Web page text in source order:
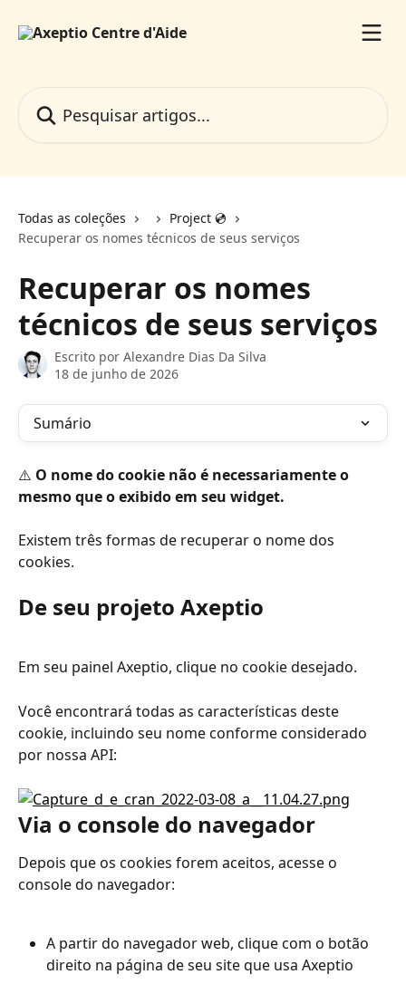
Todas as coleções
Project 💿️
Recuperar os nomes técnicos de seus serviços
Recuperar os nomes
técnicos de seus serviços
Escrito por Alexandre Dias Da Silva
18 de junho de 2026
Sumário
⚠️ O nome do cookie não é necessariamente o
mesmo que o exibido em seu widget.
Existem três formas de recuperar o nome dos
cookies.
De seu projeto Axeptio
Em seu painel Axeptio, clique no cookie desejado.
Você encontrará todas as características deste
cookie, incluindo seu nome conforme considerado
por nossa API:
Via o console do navegador
Depois que os cookies forem aceitos, acesse o
console do navegador:
A partir do navegador web, clique com o botão
direito na página de seu site que usa Axeptio